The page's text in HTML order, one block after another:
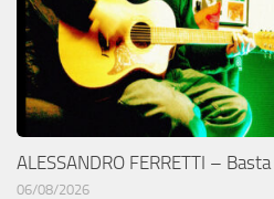
ALESSANDRO FERRETTI –
06/08/2026